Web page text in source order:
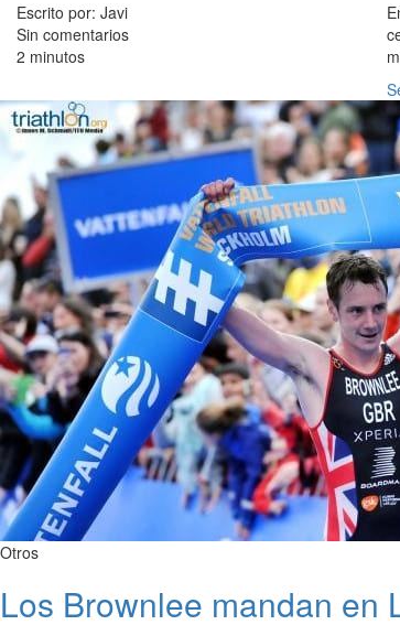
Escrito por: Javi
Sin comentarios
2 minutos
Otros
Los Brownlee mandan en